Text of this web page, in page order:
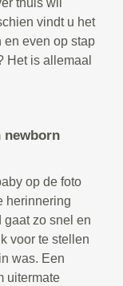
thuis wil
vindt u het
en even op stap
Het is allemaal
newborn
op de foto
herinnering
gaat zo snel en
voor te stellen
was. Een
uitermate